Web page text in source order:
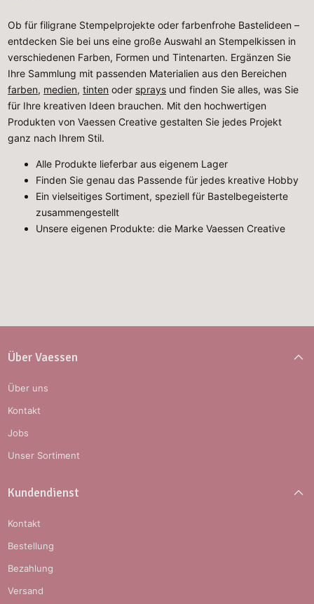
Ob für filigrane Stempelprojekte oder farbenfrohe Bastelideen –
entdecken Sie bei uns eine große Auswahl an Stempelkissen in
verschiedenen Farben, Formen und Tintenarten. Ergänzen Sie
Ihre Sammlung mit passenden Materialien aus den Bereichen
farben, medien,tinten oder sprays und finden Sie alles, was Sie
für Ihre kreativen Ideen brauchen. Mit den hochwertigen
Produkten von Vaessen Creative gestalten Sie jedes Projekt
ganz nach Ihrem Stil.
Alle Produkte lieferbar aus eigenem Lager
Finden Sie genau das Passende für jedes kreative Hobby
Ein vielseitiges Sortiment, speziell für Bastelbegeisterte
zusammengestellt
Unsere eigenen Produkte: die Marke Vaessen Creative
Über Vaessen
Über uns
Kontakt
Jobs
Unser Sortiment
Kundendienst
Kontakt
Bestellung
Bezahlung
Versand